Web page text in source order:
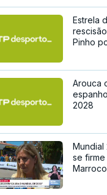
Estrela
Pinho
Arouca
2028
Mundial
se